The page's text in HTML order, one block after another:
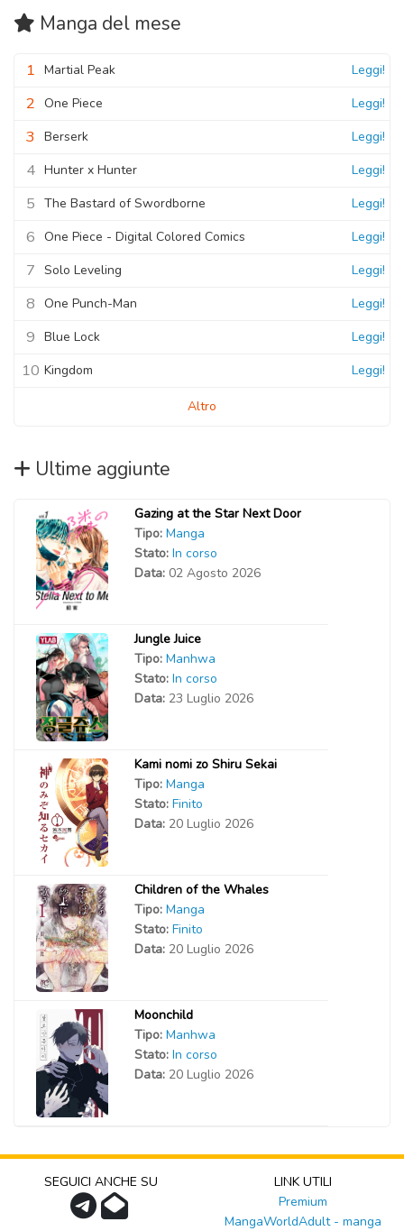
Manga del mese
1 Martial Peak Leggi!
2 One Piece Leggi!
3 Berserk Leggi!
4 Hunter x Hunter Leggi!
5 The Bastard of Swordborne Leggi!
6 One Piece - Digital Colored Comics Leggi!
7 Solo Leveling Leggi!
8 One Punch-Man Leggi!
9 Blue Lock Leggi!
10 Kingdom Leggi!
Altro
Ultime aggiunte
Gazing at the Star Next Door
Tipo: Manga
Stato: In corso
Data: 02 Agosto 2026
Jungle Juice
Tipo: Manhwa
Stato: In corso
Data: 23 Luglio 2026
Kami nomi zo Shiru Sekai
Tipo: Manga
Stato: Finito
Data: 20 Luglio 2026
Children of the Whales
Tipo: Manga
Stato: Finito
Data: 20 Luglio 2026
Moonchild
Tipo: Manhwa
Stato: In corso
Data: 20 Luglio 2026
SEGUICI ANCHE SU
LINK UTILI
Premium
MangaWorldAdult - manga